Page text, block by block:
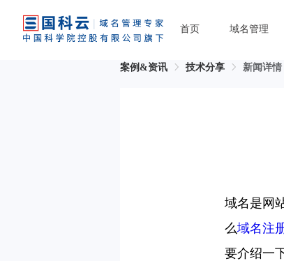
首页 域名管理
案例&资讯 技术分享 新闻详情
域名是网
么域名注
要介绍一